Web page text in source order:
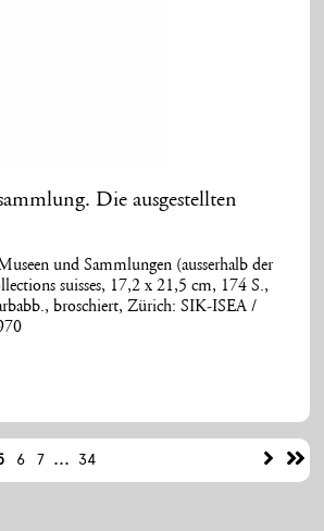
Die ausgestellten
und Sammlungen (ausserhalb der
suisses, 17,2 x 21,5 cm, 174 S.,
broschiert, Zürich: SIK-ISEA /
6 7 ... 34